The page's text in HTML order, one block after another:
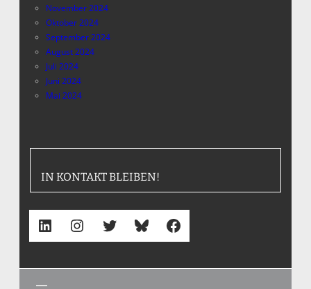
November 2024
Oktober 2024
September 2024
August 2024
Juli 2024
Juni 2024
Mai 2024
IN KONTAKT BLEIBEN!
LinkedIn Instagram Twitter Bluesky Facebook